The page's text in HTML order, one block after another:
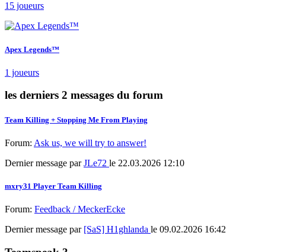
15 joueurs
Apex Legends™
1 joueurs
les derniers 2 messages du forum
Team Killing + Stopping Me From Playing
Forum: Ask us, we will try to answer!
Dernier message parJLe72 le 22.03.2026 12:10
mxry31 Player Team Killing
Forum: Feedback / MeckerEcke
Dernier message par [SaS] H1ghlanda le 09.02.2026 16:42